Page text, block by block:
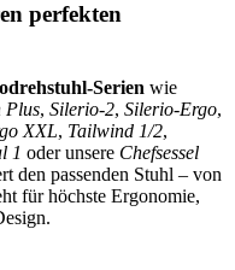
perfekten
Serien wie
Plus, Silerio-2, Silerio-Ergo,
XXL, Tailwind 1/2,
1 oder unsere Chefsessel
den passenden Stuhl – von
für höchste Ergonomie,